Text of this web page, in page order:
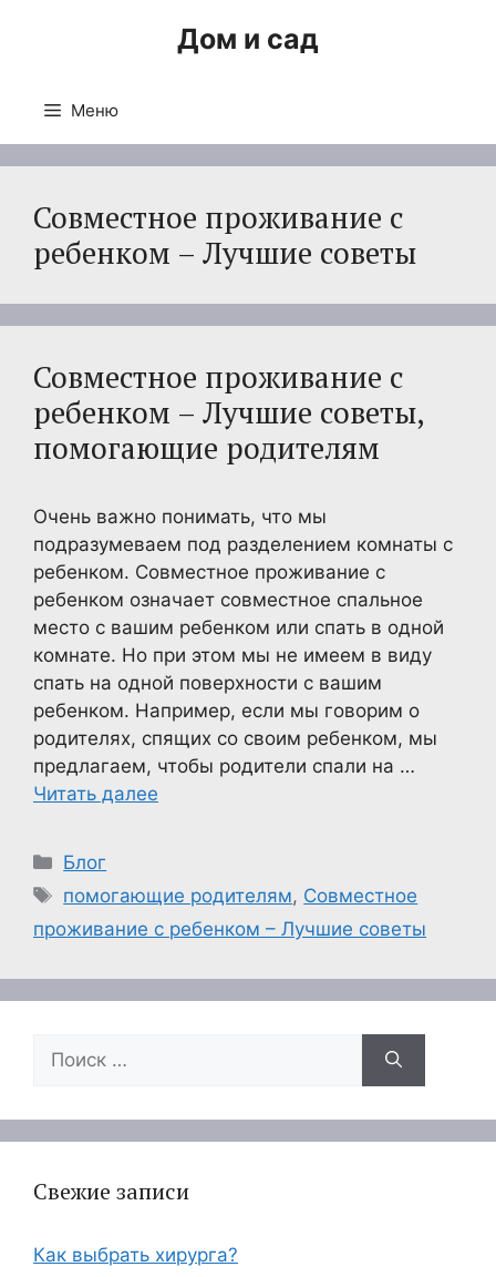
Дом и сад
Меню
Совместное проживание с
ребенком – Лучшие советы
Совместное проживание с
ребенком – Лучшие советы,
помогающие родителям
Очень важно понимать, что мы
подразумеваем под разделением комнаты с
ребенком. Совместное проживание с
ребенком означает совместное спальное
место с вашим ребенком или спать в одной
комнате. Но при этом мы не имеем в виду
спать на одной поверхности с вашим
ребенком. Например, если мы говорим о
родителях, спящих со своим ребенком, мы
предлагаем, чтобы родители спали на …
Читать далее
Рубрики
Блог
Метки
помогающие родителям, Совместное
проживание с ребенком – Лучшие советы
Поиск:
Свежие записи
Как выбрать хирурга?